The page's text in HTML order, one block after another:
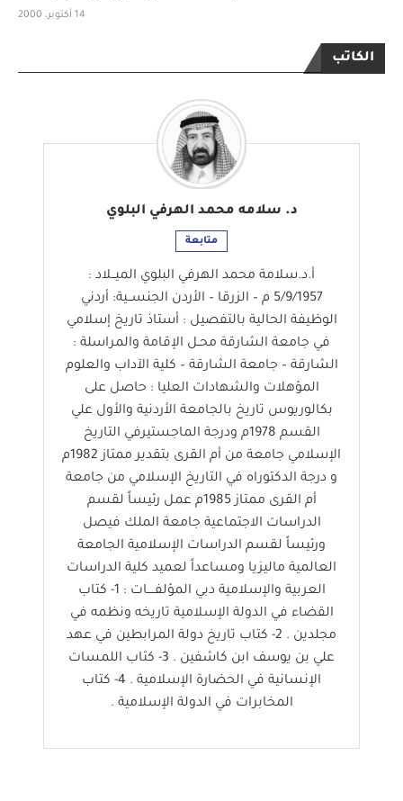
14 أكتوبر، 2000
الكاتب
د. سلامه محمد الهرفي البلوي
متابعة
أ.د.سلامة محمد الهرفي البلوي الميــلاد :
5/9/1957 م – الزرقا – الأردن الجنســية: أردني
الوظيفة الحالية بالتفصيل : أستاذ تاريخ إسلامي
في جامعة الشارقة محـل الإقامة والمراسلة :
الشارقة – جامعة الشارقة – كلية الآداب والعلوم
المؤهلات والشهادات العليا : حاصل على
بكالوريوس تاريخ بالجامعة الأردنية والأول علي
القسم 1978م ودرجة الماجستيرفي التاريخ
الإسلامي جامعة من أم القرى بتقدير ممتاز 1982م
و درجة الدكتوراه في التاريخ الإسلامي من جامعة
أم القرى ممتاز 1985م عمل رئيساً لقسم
الدراسات الاجتماعية جامعة الملك فيصل
ورئيساً لقسم الدراسات الإسلامية الجامعة
العالمية ماليزيا ومساعداً لعميد كلية الدراسات
العربية والإسلامية دبي المؤلفــــات : 1- كتاب
القضاء في الدولة الإسلامية تاريخه ونظمه في
مجلدين . 2- كتاب تاريخ دولة المرابطين في عهد
علي بن يوسف ابن كاشفين . 3- كتاب اللمسات
الإنسانية في الحضارة الإسلامية . 4- كتاب
المخابرات في الدولة الإسلامية .